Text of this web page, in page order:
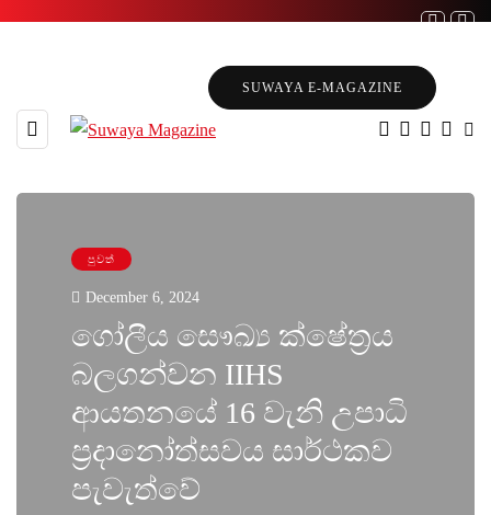
SUWAYA E-MAGAZINE
පුවත්
December 6, 2024
ගෝලීය සෞඛ්‍ය ක්ෂේත්‍රය
බලගන්වන IIHS
ආයතනයේ 16 වැනි උපාධි
ප්‍රදානෝත්සවය සාර්ථකව
පැවැත්වේ